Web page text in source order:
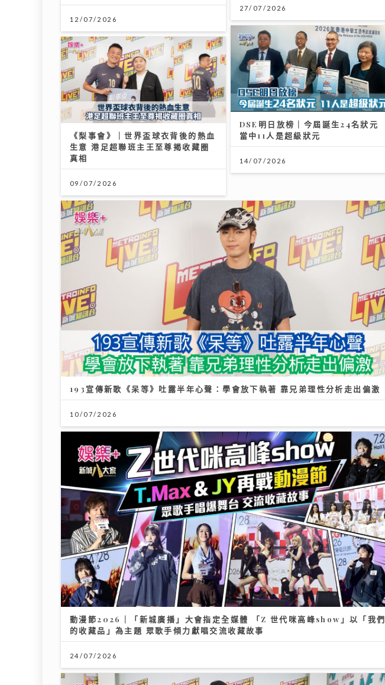
27/07/2026
12/07/2026
DSE明日放榜｜今屆誕生24名狀元
當中11人是超級狀元
14/07/2026
《梨事會》｜世界盃球衣背後的熱血
生意 港足超聯班主王至尊揭收藏圈
真相
09/07/2026
193宣傳新歌《呆等》吐露半年心聲：學會放下執著 靠兄弟理性分析走出偏激
10/07/2026
動漫節2026｜「新城廣播」大會指定全媒體 「Z 世代咪高峰show」以「我們
的收藏品」為主題 眾歌手傾力獻唱交流收藏故事
24/07/2026